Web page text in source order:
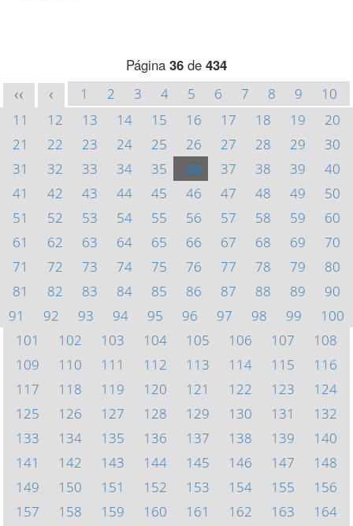
Página 36 de 434
<< < 1 2 3 4 5 6 7 8 9
10
11
12 13 14 15 16 17 18 19
20
21
22 23 24 25 26 27 28 29
30
31
32 33 34 35 36 37 38 39
40
41
42 43 44 45 46 47 48 49
50
51
52 53 54 55 56 57 58 59
60
61
62 63 64 65 66 67 68 69
70
71
72 73 74 75 76 77 78 79
80
81
82 83 84 85 86 87 88 89
90
91
92 93 94 95 96 97 98 99
100
101
102 103 104 105 106 107
108
109
110 111 112 113 114 115
116
117
118 119 120 121 122 123
124
125
126 127 128 129 130 131
132
133
134 135 136 137 138 139
140
141
142 143 144 145 146 147
148
149
150 151 152 153 154 155
156
157
158 159 160 161 162 163
164